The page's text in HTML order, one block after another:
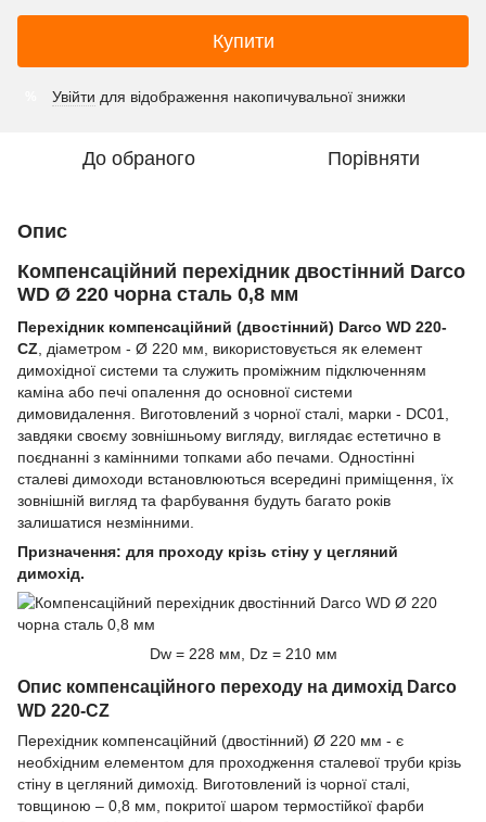
Купити
Увійти для відображення накопичувальної знижки
До обраного Порівняти
Опис
Компенсаційний перехідник двостінний Darco
WD Ø 220 чорна сталь 0,8 мм
Перехідник компенсаційний (двостінний) Darco WD 220-
CZ , діаметром - Ø 220 мм, використовується як елемент
димохідної системи та служить проміжним підключенням
каміна або печі опалення до основної системи
димовидалення. Виготовлений з чорної сталі, марки - DC01,
завдяки своєму зовнішньому вигляду, виглядає естетично в
поєднанні з камінними топками або печами. Одностінні
сталеві димоходи встановлюються всередині приміщення, їх
зовнішній вигляд та фарбування будуть багато років
залишатися незмінними.
Призначення: для проходу крізь стіну у цегляний
димохід.
Dw = 228 мм, Dz = 210 мм
Опис компенсаційного переходу на димохід Darco
WD 220-CZ
Перехідник компенсаційний (двостінний) Ø 220 мм - є
необхідним елементом для проходження сталевої труби крізь
стіну в цегляний димохід. Виготовлений із чорної сталі,
товщиною – 0,8 мм, покритої шаром термостійкої фарби